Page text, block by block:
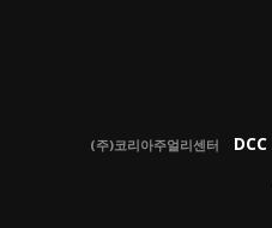
(주)코리아주얼리센터 DCC